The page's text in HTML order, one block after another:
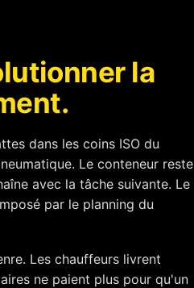
la
dans les coins ISO du
Le conteneur reste
avec la tâche suivante. Le
par le planning du
Les chauffeurs livrent
ne paient plus pour qu'un